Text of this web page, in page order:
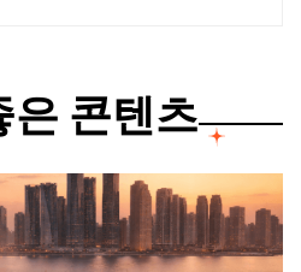
은 콘텐츠